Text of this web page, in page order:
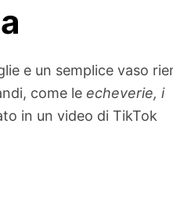
e un semplice vaso
come le echeverie, i
in un video di TikTok